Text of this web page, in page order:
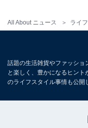
All About ニュース ライフ
これらの調査から、
73％が毎日洗濯をし
いることがわかりま
んに洗濯の悩みを解
話題の生活雑貨やファッショ
と楽しく、豊かになるヒン
のライフスタイル事情も公開